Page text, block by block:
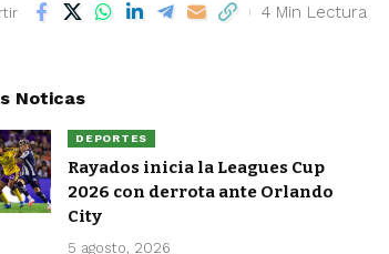
4 Min Lectura
Noticas
DEPORTES
Rayados inicia la Leagues Cup
2026 con derrota ante Orlando
City
5 agosto, 2026